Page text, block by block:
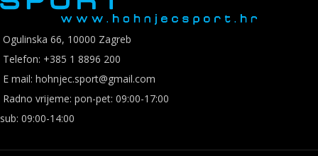
Ogulinska 66, 10000 Zagreb
Telefon: +385 1 8896 200
E mail: hohnjec.sport@gmail.com
Radno vrijeme: pon-pet: 09:00-17:00
sub: 09:00-14:00